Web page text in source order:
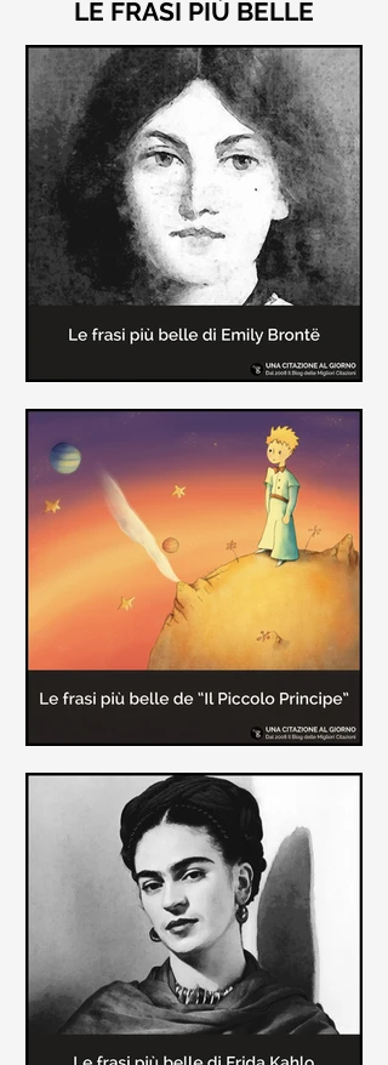
LE FRASI PIÙ BELLE
Le frasi più belle di "Cime
Tempestose" di Emily Brontë
"Cime Tempestose" rimane l'unico
romanzo scritto da Emily Brontë
causa la tubercolosi che le tolse la
vita ad appena 30 anni (...)
Le frasi più belle de "Il piccolo
principe" di Antoine de Saint-
Exupèry
Raccolta delle frasi più belle del
Piccolo Principe che trasmettono il
messaggio più significativo: le cose
più importanti della vita (...)